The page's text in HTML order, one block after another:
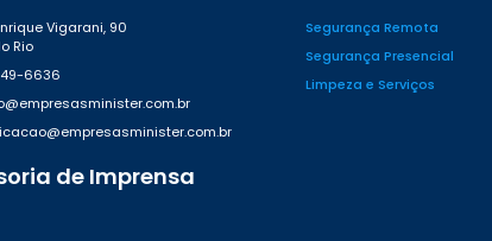
Vigarani, 90
Rio
6636
de Imprensa
Segurança Remota
Segurança Presencial
Limpeza e Serviços